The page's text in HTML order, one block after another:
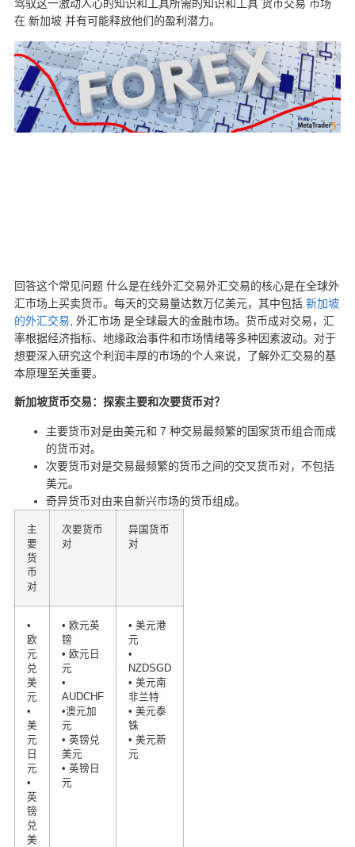
驾驭这一激动人心的知识和工具所需的知识和工具 货币交易 市场
在 新加坡 并有可能释放他们的盈利潜力。
回答这个常见问题 什么是在线外汇交易外汇交易的核心是在全球外
汇市场上买卖货币。每天的交易量达数万亿美元，其中包括 新加坡
的外汇交易 , 外汇市场 是全球最大的金融市场。货币成对交易，汇
率根据经济指标、地缘政治事件和市场情绪等多种因素波动。对于
想要深入研究这个利润丰厚的市场的个人来说，了解外汇交易的基
本原理至关重要。
新加坡货币交易：探索主要和次要货币对？
主要货币对是由美元和 7 种交易最频繁的国家货币组合而成
的货币对。
次要货币对是交易最频繁的货币之间的交叉货币对，不包括
美元。
奇异货币对由来自新兴市场的货币组成。
主
要
货
币
对
次要货币
对
异国货币
对
•
欧
元
兑
美
元
•
美
元
日
元
•
英
镑
兑
美
• 欧元英
镑
• 欧元日
元
•
AUDCHF
•澳元加
元
• 英镑兑
美元
• 英镑日
元
• 美元港
元
•
NZDSGD
• 美元南
非兰特
• 美元泰
铢
• 美元新
元